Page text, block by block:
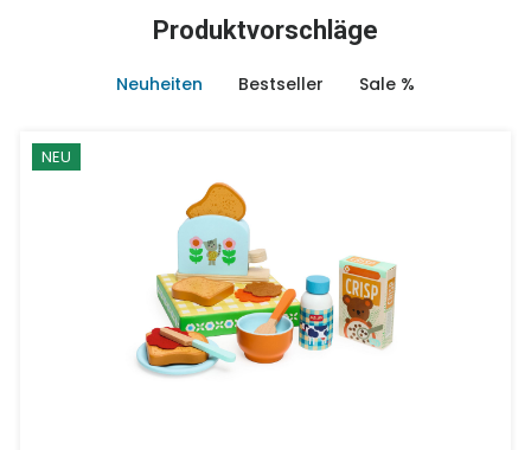
Produktvorschläge
Neuheiten Bestseller Sale %
NEU